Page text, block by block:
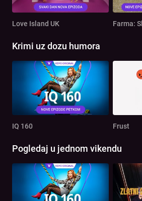
Love Island UK Farma:
Krimi uz dozu humora
IQ 160 Frust
Pogledaj u jednom vikendu